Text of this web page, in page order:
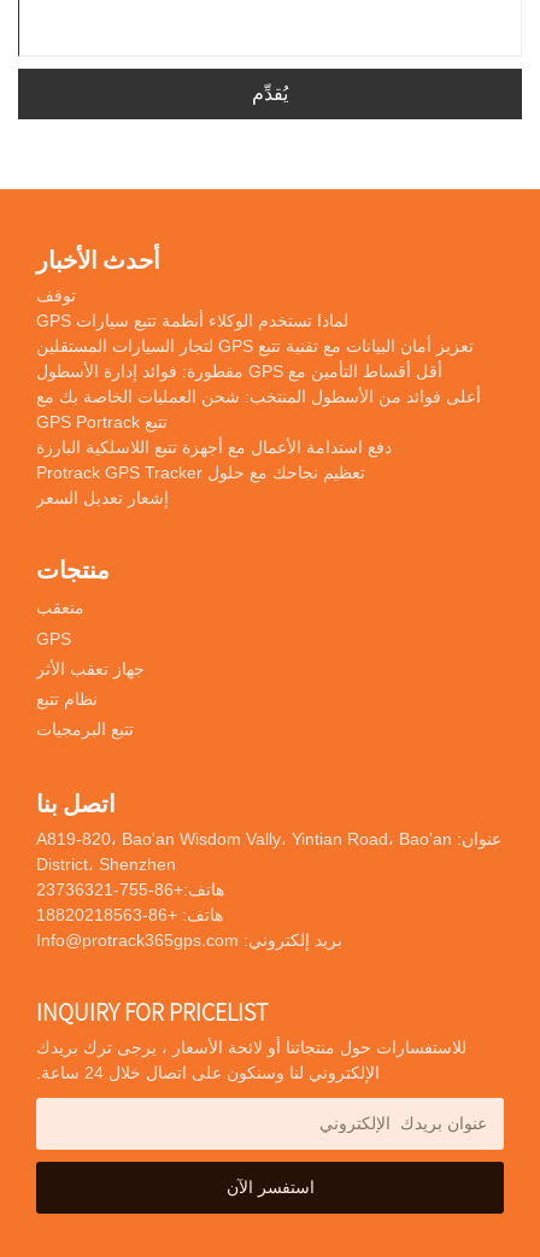
يُقدِّم
أحدث الأخبار
توقف
لماذا تستخدم الوكلاء أنظمة تتبع سيارات GPS
تعزيز أمان البيانات مع تقنية تتبع GPS لتجار السيارات المستقلين
أقل أقساط التأمين مع GPS مقطورة: فوائد إدارة الأسطول
أعلى فوائد من الأسطول المنتخب: شحن العمليات الخاصة بك مع
تتبع GPS Portrack
دفع استدامة الأعمال مع أجهزة تتبع اللاسلكية البارزة
تعظيم نجاحك مع حلول Protrack GPS Tracker
إشعار تعديل السعر
منتجات
متعقب
GPS
جهاز تعقب الأثر
نظام تتبع
تتبع البرمجيات
اتصل بنا
عنوان: A819-820، Bao'an Wisdom Vally، Yintian Road، Bao'an
District، Shenzhen
هاتف:+86-755-23736321
هاتف: +86-18820218563
بريد إلكتروني: Info@protrack365gps.com
INQUIRY FOR PRICELIST
للاستفسارات حول منتجاتنا أو لائحة الأسعار ، يرجى ترك بريدك
الإلكتروني لنا وسنكون على اتصال خلال 24 ساعة.